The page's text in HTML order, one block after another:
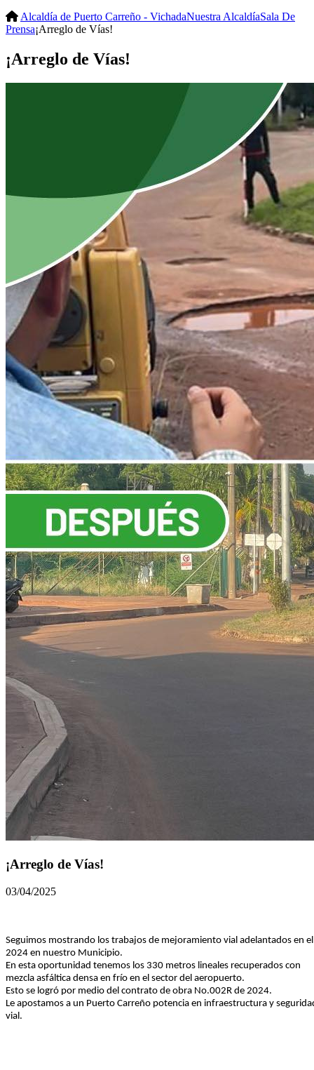
Alcaldía de Puerto Carreño - VichadaNuestra AlcaldíaSala De
Prensa¡Arreglo de Vías!
¡Arreglo de Vías!
¡Arreglo de Vías!
03/04/2025
Seguimos mostrando los trabajos de mejoramiento vial adelantados en el
2024 en nuestro Municipio.
En esta oportunidad tenemos los 330 metros lineales recuperados con
mezcla asfáltica densa en frío en el sector del aeropuerto.
Esto se logró por medio del contrato de obra No.002R de 2024.
Le apostamos a un Puerto Carreño potencia en infraestructura y
vial.